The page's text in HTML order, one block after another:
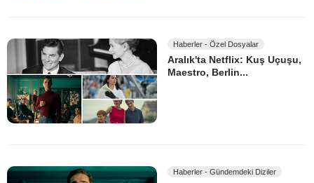
Haberler - Özel Dosyalar
Aralık'ta Netflix: Kuş Uçuşu,
Maestro, Berlin...
Haberler - Gündemdeki Diziler